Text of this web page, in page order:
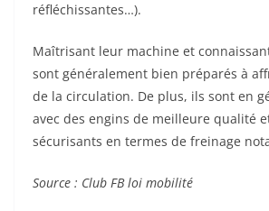
réfléchissantes…).
Maîtrisant leur machine et
sont généralement bien préparés à
de la circulation. De plus, ils sont en
avec des engins de meilleure qualité
sécurisants en termes de freinage
Source : Club FB loi mobilité